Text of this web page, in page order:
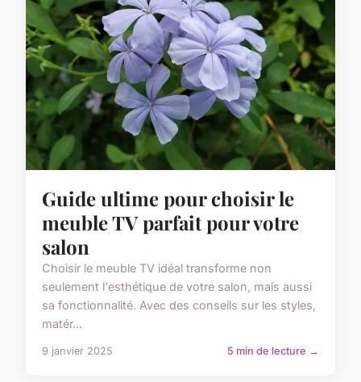
Guide ultime pour choisir le
meuble TV parfait pour votre
salon
Choisir le meuble TV idéal transforme non
seulement l'esthétique de votre salon, mais aussi
sa fonctionnalité. Avec des conseils sur les styles,
matér...
9 janvier 2025 5 min de lecture →